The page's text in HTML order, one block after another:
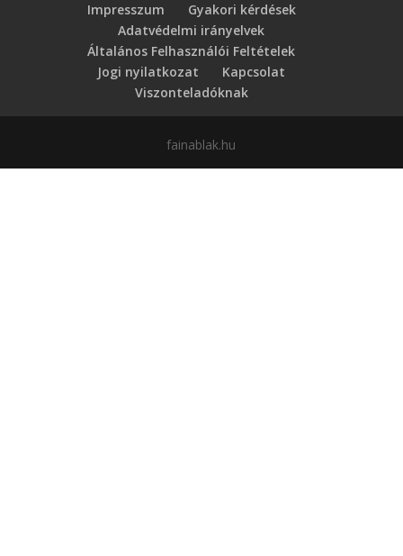
Impresszum
Gyakori kérdések
Adatvédelmi irányelvek
Általános Felhasználói Feltételek
Jogi nyilatkozat
Kapcsolat
Viszonteladóknak
fainablak.hu